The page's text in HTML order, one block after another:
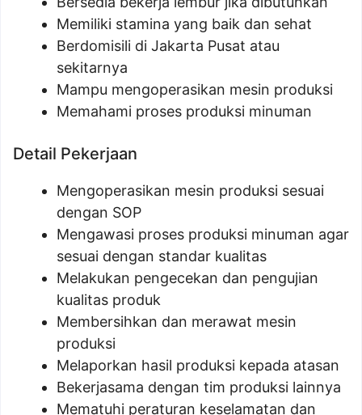
Memiliki stamina yang baik dan sehat
Berdomisili di Jakarta Pusat atau
sekitarnya
Mampu mengoperasikan mesin produksi
Memahami proses produksi minuman
Detail Pekerjaan
Mengoperasikan mesin produksi sesuai
dengan SOP
Mengawasi proses produksi minuman agar
sesuai dengan standar kualitas
Melakukan pengecekan dan pengujian
kualitas produk
Membersihkan dan merawat mesin
produksi
Melaporkan hasil produksi kepada atasan
Bekerjasama dengan tim produksi lainnya
Mematuhi peraturan keselamatan dan